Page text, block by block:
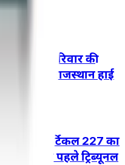
और परिवार की
के बाद राजस्थान हाई
के लिए आर्टिकल 227 का
पक्ष को पहले ट्रिब्यूनल